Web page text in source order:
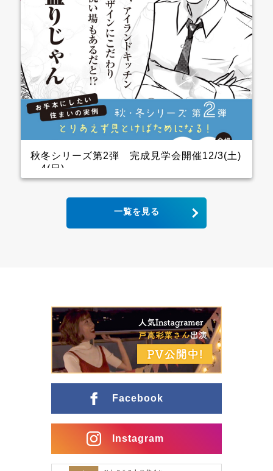
は、現地地図をメールまたは郵送いたします。 ▼ ご
来場で人気のＬOGOSグッズをプレゼント！ ファイナ
ンスシャルプランナーによる資金計画のご相談も実
施。 お手本どころ！！ 玄関 玄関を上がってすぐのと
ころに手洗器を設置しているので、とても衛生的。 1.5
帖あるSCLは三輪車やベビーカーなどおける広さなの
でファミリー層に嬉しいです。 キッチン キッチン背
面のカップボードの横に造作カウンターを設けている
ので、キッチン用の家電を横一列にきれいに並べられ
ます。 パントリーも十分に幅をとっていて大容量の収
納が可能！ リビングから死角になるところに上手に配
置しています。 &ensp […]
秋冬シリーズ第2弾 完成見学会開催12/3(土)
～4(日)
2世帯住宅の完成見学会 クレバリーホーム完成見学
会！ 12月3日(土)4日(日) ■会場：大分県大分市宮河内
ご予約いただいた方には、現地地図をメールまたは郵
一列分多い仕様になっています ダイニング スタイリ
ッシュなキッチンから見えるダイニングにはＷ2600の
壁面収納があり 洗練された3枚引き違いの内装建具が
空間をひきしめてくれます インナーガレージ 家族の
趣味のバイクは専用のインナーガレージを設け、リビ
ングとの行き来がスムーズな間取りに インナーガレー
ジ […]
一覧を見る
Facebook
Instagram